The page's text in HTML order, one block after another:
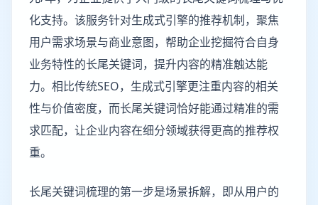
化支持。该服务针对生成式引擎的推荐机制，聚焦
用户需求场景与商业意图，帮助企业挖掘符合自身
业务特性的长尾关键词，提升内容的精准触达能
力。相比传统SEO，生成式引擎更注重内容的相关
性与价值密度，而长尾关键词恰好能通过精准的需
求匹配，让企业内容在细分领域获得更高的推荐权
重。
长尾关键词梳理的第一步是场景拆解，即从用户的